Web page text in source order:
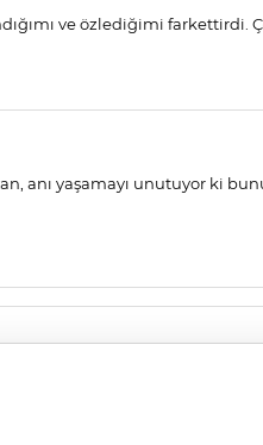
ve özlediğimi farkettirdi.
anı yaşamayı unutuyor ki